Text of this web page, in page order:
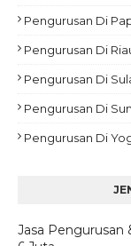
Pengurusan Di
Pengurusan Di
Pengurusan Di
Pengurusan Di
Pengurusan Di
Jasa Pengurusan